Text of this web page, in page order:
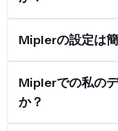
Miplerの設定は
Miplerでの私の
か？